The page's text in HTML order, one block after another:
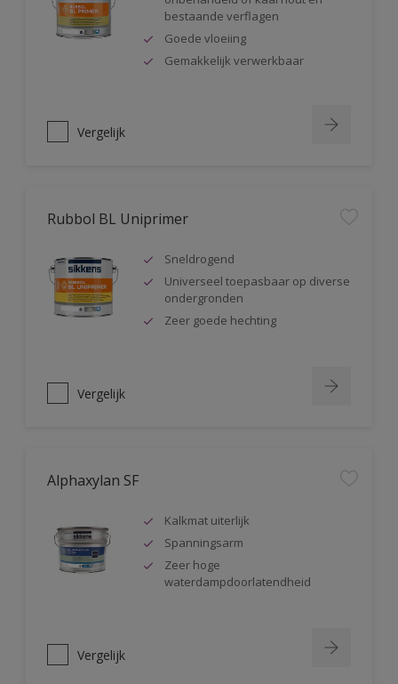
bestaande verflagen
Goede vloeiing
Gemakkelijk verwerkbaar
Vergelijk
Rubbol BL Uniprimer
Sneldrogend
Universeel toepasbaar op diverse
ondergronden
Zeer goede hechting
Vergelijk
Alphaxylan SF
Kalkmat uiterlijk
Spanningsarm
Zeer hoge
waterdampdoorlatendheid
Vergelijk